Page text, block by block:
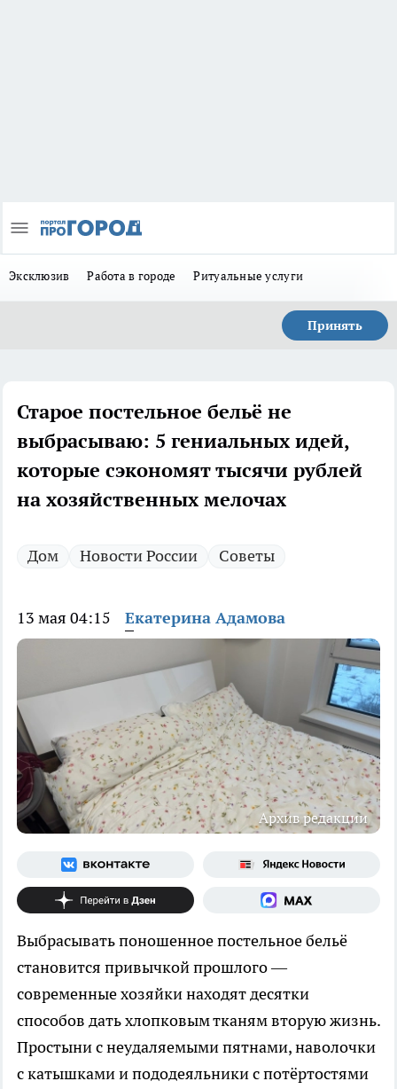
Эксклюзив Работа в городе Ритуальные услуги
Принять
Старое постельное бельё не
выбрасываю: 5 гениальных идей,
которые сэкономят тысячи рублей
на хозяйственных мелочах
Дом Новости России Советы
13 мая 04:15 Екатерина Адамова
Архив редакции
Выбрасывать поношенное постельное бельё
становится привычкой прошлого —
современные хозяйки находят десятки
способов дать хлопковым тканям вторую жизнь.
Простыни с неудаляемыми пятнами, наволочки
с катышками и пододеяльники с потёртостями